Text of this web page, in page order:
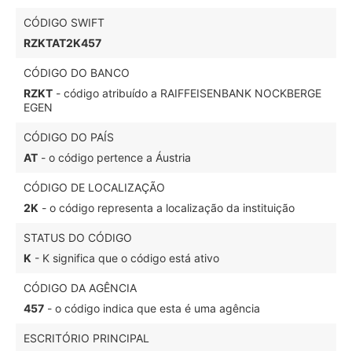
CÓDIGO SWIFT
RZKTAT2K457
CÓDIGO DO BANCO
RZKT - código atribuído a RAIFFEISENBANK NOCKBERGE
EGEN
CÓDIGO DO PAÍS
AT - o código pertence a Áustria
CÓDIGO DE LOCALIZAÇÃO
2K - o código representa a localização da instituição
STATUS DO CÓDIGO
K - K significa que o código está ativo
CÓDIGO DA AGÊNCIA
457 - o código indica que esta é uma agência
ESCRITÓRIO PRINCIPAL